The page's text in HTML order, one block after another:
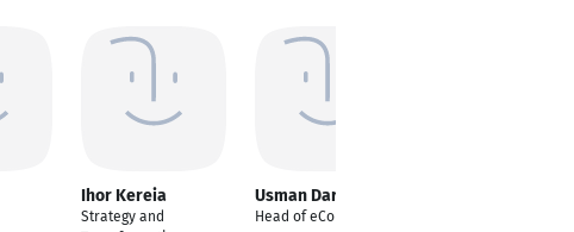
Ihor Kereia
Strategy and
Usman Dar
Head of eCommerce